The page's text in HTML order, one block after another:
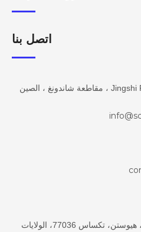
اتصل بنا
9999 Bellaire Blvd Ste 505، هيوستن، تكساس 77036، الولايات